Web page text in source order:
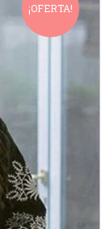
¡OFERTA!